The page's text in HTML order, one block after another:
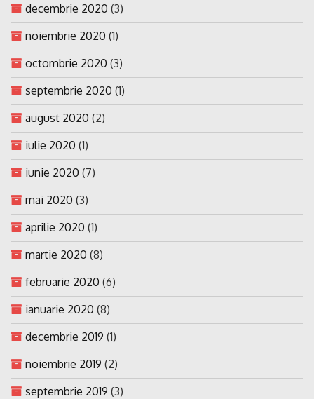
decembrie 2020 (3)
noiembrie 2020 (1)
octombrie 2020 (3)
septembrie 2020 (1)
august 2020 (2)
iulie 2020 (1)
iunie 2020 (7)
mai 2020 (3)
aprilie 2020 (1)
martie 2020 (8)
februarie 2020 (6)
ianuarie 2020 (8)
decembrie 2019 (1)
noiembrie 2019 (2)
septembrie 2019 (3)